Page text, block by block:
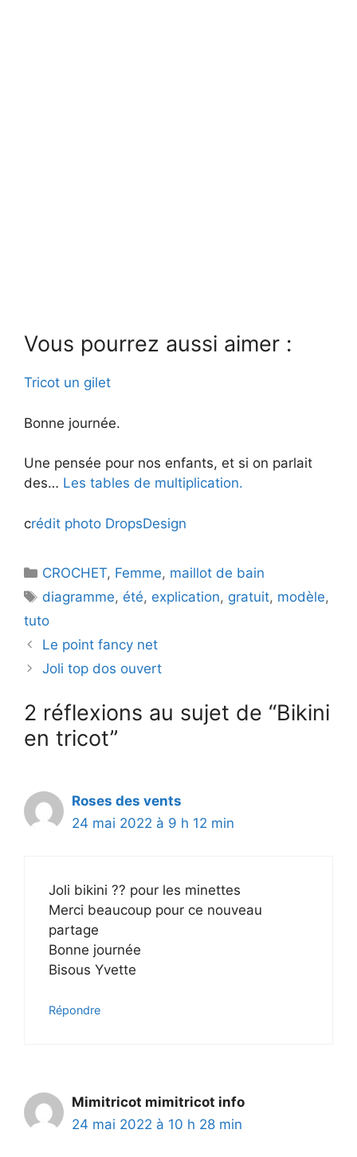
Vous pourrez aussi aimer :
Tricot un gilet
Bonne journée.
Une pensée pour nos enfants, et si on parlait
des… Les tables de multiplication.
crédit photo DropsDesign
Catégories
CROCHET, Femme, maillot de bain
Étiquettes
diagramme, été, explication, gratuit, modèle,
tuto
Le point fancy net
Joli top dos ouvert
2 réflexions au sujet de “Bikini
en tricot”
Roses des vents
24 mai 2022 à 9 h 12 min
Joli bikini ?? pour les minettes
Merci beaucoup pour ce nouveau
partage
Bonne journée
Bisous Yvette
Répondre
Mimitricot mimitricot info
24 mai 2022 à 10 h 28 min